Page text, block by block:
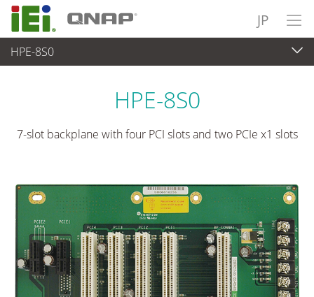
JP
HPE-8S0
各種産業用パソコン(ボード)
HPE-8S0
7-slot backplane with four PCI slots and two PCIe x1 slots